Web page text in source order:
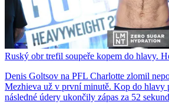
Ruský obr trefil soupeře kopem do hlavy.
Denis Goltsov na PFL Charlotte zlomil
Mezhieva už v první minutě. Kop do hlavy
následné údery ukončily zápas za 52